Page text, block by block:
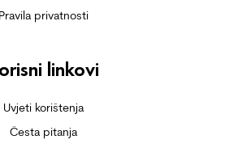
Pravila privatnosti
linkovi
Uvjeti korištenja
Česta pitanja